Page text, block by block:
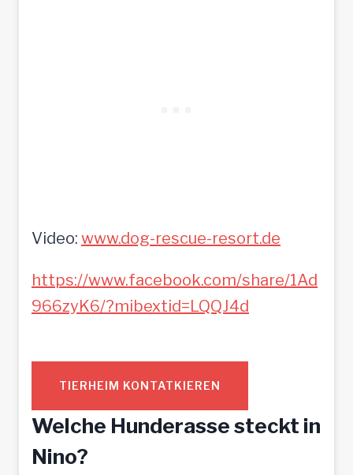
Video: www.dog-rescue-resort.de
https://www.facebook.com/share/1Ad
966zyK6/?mibextid=LQQJ4d
TIERHEIM KONTATKIEREN
Welche Hunderasse steckt in
Nino?